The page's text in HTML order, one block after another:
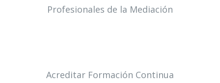
Profesionales de la Mediación
Acreditar Formación Continua